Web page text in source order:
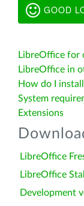
GOOD
LibreOffice for
LibreOffice in
How do I
System
Extensions
LibreOffice
LibreOffice
Development